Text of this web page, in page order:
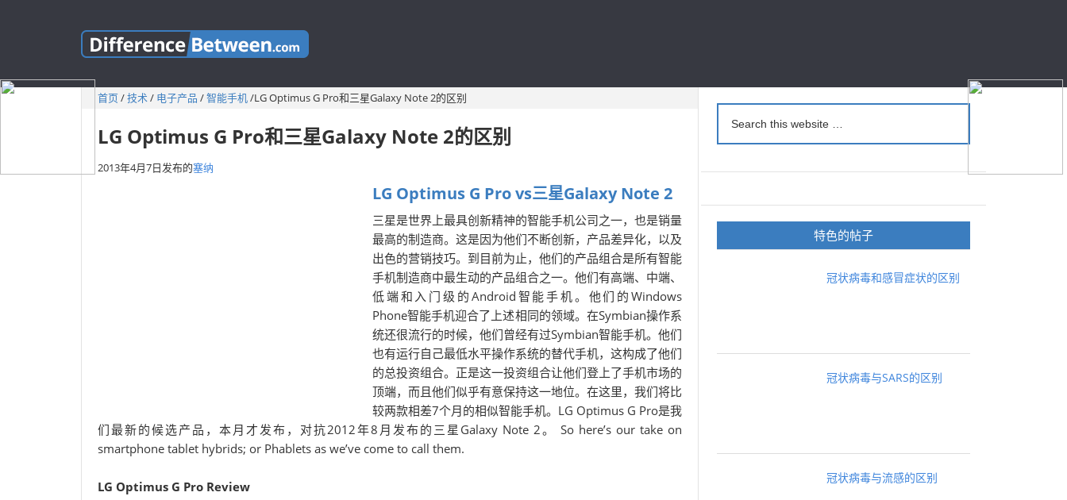
首页/技术/ 电子产品 /智能手机/LG Optimus G Pro和三星Galaxy Note 2的区别
LG Optimus G Pro和三星Galaxy Note 2的区别
2013年4月7日发布的塞纳
LG Optimus G Pro vs三星Galaxy Note 2
三星是世界上最具创新精神的智能手机公司之一，也是销量
最高的制造商。这是因为他们不断创新，产品差异化，以及
出色的营销技巧。到目前为止，他们的产品组合是所有智能
手机制造商中最生动的产品组合之一。他们有高端、中端、
低端和入门级的Android智能手机。他们的Windows
Phone智能手机迎合了上述相同的领域。在Symbian操作系
统还很流行的时候，他们曾经有过Symbian智能手机。他们
也有运行自己最低水平操作系统的替代手机，这构成了他们
的总投资组合。正是这一投资组合让他们登上了手机市场的
顶端，而且他们似乎有意保持这一地位。在这里，我们将比
较两款相差7个月的相似智能手机。LG Optimus G Pro是我
们最新的候选产品，本月才发布，对抗2012年8月发布的三星Galaxy Note 2。 So here’s our take on
smartphone tablet hybrids; or Phablets as we’ve come to call them.
LG Optimus G Pro Review
特色的帖子
冠状病毒和感冒症状的区别
冠状病毒与SARS的区别
冠状病毒与流感的区别